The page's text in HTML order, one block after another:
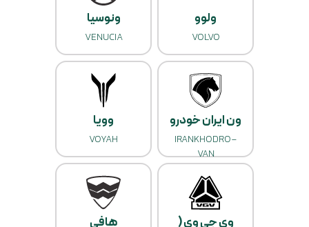
ولوو
VOLVO
ونوسیا
VENUCIA
ون ایران خودرو
IRANKHODRO-
VAN
وویا
VOYAH
وی جی وی ( هافی